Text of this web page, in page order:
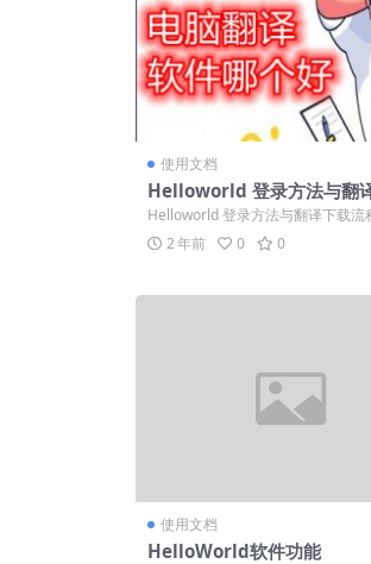
使用文档
Helloworld 登录方法与翻
程详解，助你充分发挥其优
Helloworld 登录方法与翻译下载流
助你充分发挥其优势 Hello...
2 年前 0 0
使用文档
HelloWorld软件功能